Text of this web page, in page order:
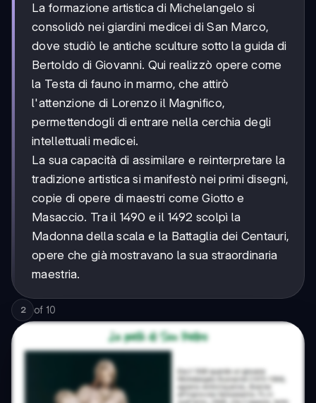
La formazione artistica di Michelangelo si
consolidò nei giardini medicei di San Marco,
dove studiò le antiche sculture sotto la guida di
Bertoldo di Giovanni. Qui realizzò opere come
la Testa di fauno in marmo, che attirò
l'attenzione di Lorenzo il Magnifico,
permettendogli di entrare nella cerchia degli
intellettuali medicei.
La sua capacità di assimilare e reinterpretare la
tradizione artistica si manifestò nei primi disegni,
copie di opere di maestri come Giotto e
Masaccio. Tra il 1490 e il 1492 scolpì la
Madonna della scala e la Battaglia dei Centauri,
opere che già mostravano la sua straordinaria
maestria.
2 of 10